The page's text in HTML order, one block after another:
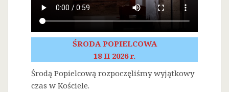
ŚRODA POPIELCOWA
18 II 2026 r.
Środą Popielcową rozpoczęliśmy wyjątkowy
czas w Kościele.